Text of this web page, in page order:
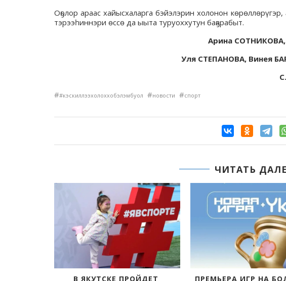
Оҕолор араас хайысхаларга бэйэлэрин холонон
тэрээһиннэри өссө да ыыта туруоххутун баҕарабыт.
Арина
Уля СТЕПАНОВА, Винея
##кэскиллээхолоххобэлэмбуол #новости #спорт
ЧИТАТЬ
«КЭСКИЛ» — «БЭЛЭМ БУОЛ»
В «ТРИУМФЕ»